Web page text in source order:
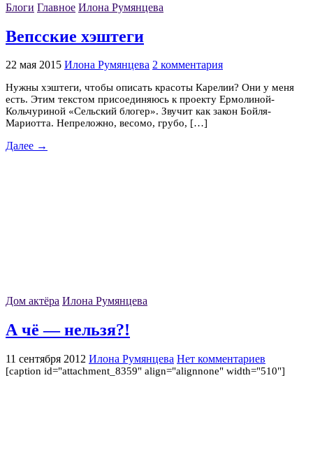
Блоги Главное Илона Румянцева
Вепсские хэштеги
22 мая 2015 Илона Румянцева 2 комментария
Нужны хэштеги, чтобы описать красоты Карелии? Они у меня
есть. Этим текстом присоединяюсь к проекту Ермолиной-
Кольчуриной «Сельский блогер». Звучит как закон Бойля-
Мариотта. Непреложно, весомо, грубо, […]
Далее →
Дом актёра Илона Румянцева
А чё — нельзя?!
11 сентября 2012 Илона Румянцева Нет комментариев
[caption id="attachment_8359" align="alignnone" width="510"]